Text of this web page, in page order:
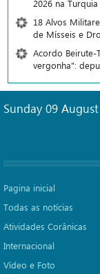
2026 na Turquia
18 Alvos
de Mísseis e
Acordo Beirute-
vergonha":
Sunday 09
Pagina inicial
Todas as notícias
Atividades Corânicas
Internacional
Vídeo e Foto